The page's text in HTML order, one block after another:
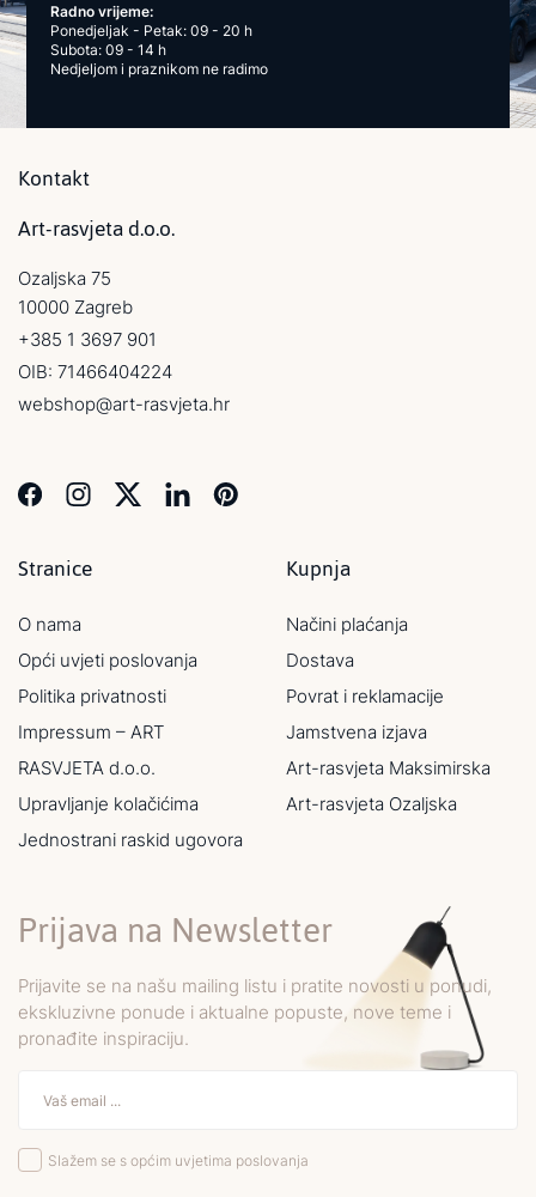
Radno vrijeme:
Ponedjeljak - Petak: 09 - 20 h
Subota: 09 - 14 h
Nedjeljom i praznikom ne radimo
Kontakt
Art-rasvjeta d.o.o.
Ozaljska 75
10000 Zagreb
+385 1 3697 901
OIB: 71466404224
webshop@art-rasvjeta.hr
Stranice
O nama
Opći uvjeti poslovanja
Politika privatnosti
Impressum – ART
RASVJETA d.o.o.
Upravljanje kolačićima
Jednostrani raskid ugovora
Kupnja
Načini plaćanja
Dostava
Povrat i reklamacije
Jamstvena izjava
Art-rasvjeta Maksimirska
Art-rasvjeta Ozaljska
Prijava na Newsletter
Prijavite se na našu mailing listu i pratite novosti u ponudi,
ekskluzivne ponude i aktualne popuste, nove teme i
pronađite inspiraciju.
Slažem se s općim uvjetima poslovanja